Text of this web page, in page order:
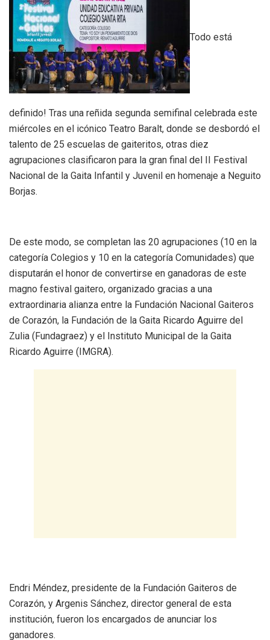
Todo está
definido! Tras una reñida segunda semifinal celebrada este
miércoles en el icónico Teatro Baralt, donde se desbordó el
talento de 25 escuelas de gaiteritos, otras diez
agrupaciones clasificaron para la gran final del II Festival
Nacional de la Gaita Infantil y Juvenil en homenaje a Neguito
Borjas.
De este modo, se completan las 20 agrupaciones (10 en la
categoría Colegios y 10 en la categoría Comunidades) que
disputarán el honor de convertirse en ganadoras de este
magno festival gaitero, organizado gracias a una
extraordinaria alianza entre la Fundación Nacional Gaiteros
de Corazón, la Fundación de la Gaita Ricardo Aguirre del
Zulia (Fundagraez) y el Instituto Municipal de la Gaita
Ricardo Aguirre (IMGRA).
Endri Méndez, presidente de la Fundación Gaiteros de
Corazón, y Argenis Sánchez, director general de esta
institución, fueron los encargados de anunciar los
ganadores.